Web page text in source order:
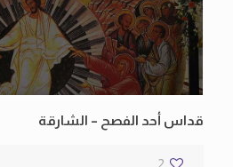
قداس أحد الفصح – الشارقة